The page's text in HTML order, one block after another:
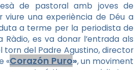
de pastoral amb joves de
viure una experiència de Déu a
a terme per la periodista de
Ràdio, es va donar l’entrada als
torn del Padre Agustino, director
«Corazón Puro», un moviment